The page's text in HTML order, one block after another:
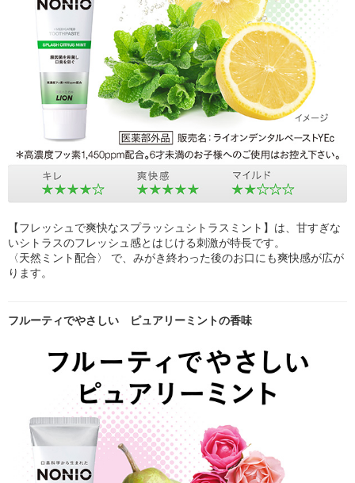
【フレッシュで爽快なスプラッシュシトラスミント】は、甘すぎな
いシトラスのフレッシュ感とはじける刺激が特長です。
〈天然ミント配合〉 で、みがき終わった後のお口にも爽快感が広が
ります。
フルーティでやさしい ピュアリーミントの香味